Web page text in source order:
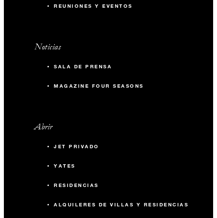
REUNIONES Y EVENTOS
Noticias
SALA DE PRENSA
MAGAZINE FOUR SEASONS
Abrir
JET PRIVADO
YATES
RESIDENCIAS
ALQUILERES DE VILLAS Y RESIDENCIAS